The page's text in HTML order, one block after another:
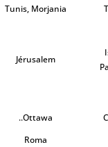
Tunis, Morjania
Jérusalem
..Ottawa
Roma